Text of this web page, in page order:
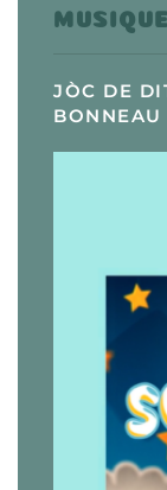
JÒC DE
BONNEAU